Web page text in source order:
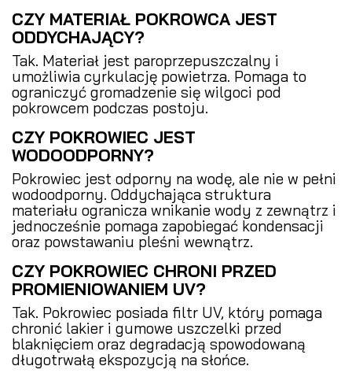
CZY MATERIAŁ POKROWCA JEST
ODDYCHAJĄCY?
Tak. Materiał jest paroprzepuszczalny i
umożliwia cyrkulację powietrza. Pomaga to
ograniczyć gromadzenie się wilgoci pod
pokrowcem podczas postoju.
CZY POKROWIEC JEST
WODOODPORNY?
Pokrowiec jest odporny na wodę, ale nie w pełni
wodoodporny. Oddychająca struktura
materiału ogranicza wnikanie wody z zewnątrz i
jednocześnie pomaga zapobiegać kondensacji
oraz powstawaniu pleśni wewnątrz.
CZY POKROWIEC CHRONI PRZED
PROMIENIOWANIEM UV?
Tak. Pokrowiec posiada filtr UV, który pomaga
chronić lakier i gumowe uszczelki przed
blaknięciem oraz degradacją spowodowaną
długotrwałą ekspozycją na słońce.